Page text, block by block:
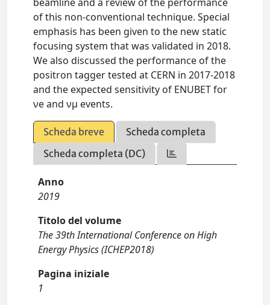
of this non-conventional technique. Special
emphasis has been given to the new static
focusing system that was validated in 2018.
We also discussed the performance of the
positron tagger tested at CERN in 2017-2018
and the expected sensitivity of ENUBET for
νe and νµ events.
Scheda breve
Scheda completa
Scheda completa (DC)
Anno
2019
Titolo del volume
The 39th International Conference on High
Energy Physics (ICHEP2018)
Pagina iniziale
1